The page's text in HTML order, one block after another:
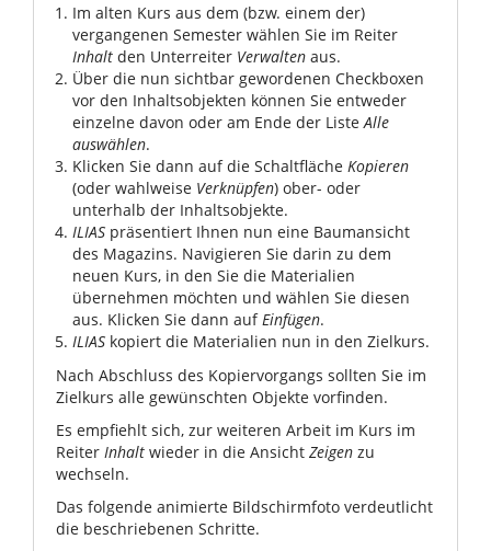
Im alten Kurs aus dem (bzw. einem der)
vergangenen Semester wählen Sie im Reiter
Inhalt den Unterreiter Verwalten aus.
Über die nun sichtbar gewordenen Checkboxen
vor den Inhaltsobjekten können Sie entweder
einzelne davon oder am Ende der ListeAlle
auswählen.
Klicken Sie dann auf die Schaltfläche Kopieren
(oder wahlweise Verknüpfen) ober- oder
unterhalb der Inhaltsobjekte.
ILIAS präsentiert Ihnen nun eine Baumansicht
des Magazins. Navigieren Sie darin zu dem
neuen Kurs, in den Sie die Materialien
übernehmen möchten und wählen Sie diesen
aus. Klicken Sie dann aufEinfügen.
ILIAS kopiert die Materialien nun in den Zielkurs.
Nach Abschluss des Kopiervorgangs sollten Sie im
Zielkurs alle gewünschten Objekte vorfinden.
Es empfiehlt sich, zur weiteren Arbeit im Kurs im
Reiter Inhalt wieder in die Ansicht Zeigen zu
wechseln.
Das folgende animierte Bildschirmfoto verdeutlicht
die beschriebenen Schritte.